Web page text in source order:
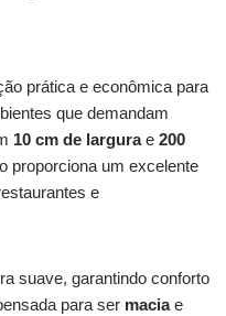
prática e econômica para
que demandam
10 cm de largurae 200
proporciona um excelente
e
suave, garantindo conforto
para ser maciae